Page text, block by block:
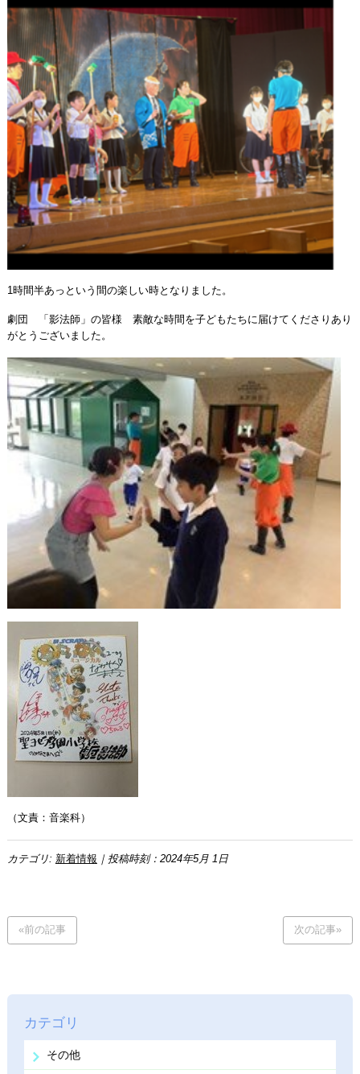
1時間半あっという間の楽しい時となりました。
劇団 「影法師」の皆様 素敵な時間を子どもたちに届けてくださりあり
がとうございました。
（文責：音楽科）
カテゴリ: 新着情報 ｜投稿時刻：2024年5月 1日
«前の記事 次の記事»
カテゴリ
その他